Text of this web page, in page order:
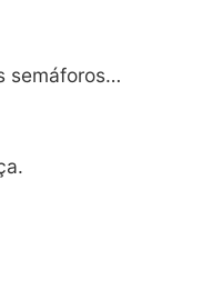
semáforos…